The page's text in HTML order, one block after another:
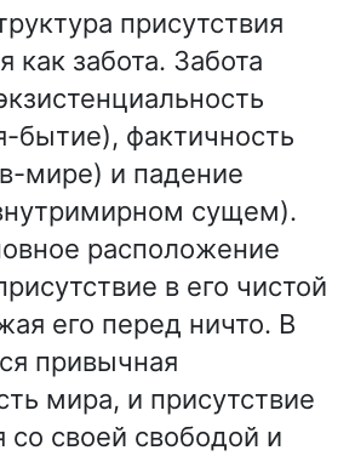
присутствия
как забота. Забота
бытие), фактичность
мире) и падение
сущем).
расположение
в его чистой
его перед ничто. В
привычная
мира, и присутствие
со своей свободой и